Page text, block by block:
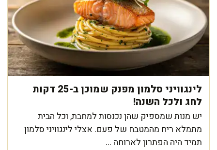
לינגוויני סלמון מפנק שמוכן ב-25 דקות
לחג ולכל השנה!
יש מנות שמספיק שהן נכנסות למחבת, וכל הבית
מתמלא ריח מהמטבח של פעם. אצלי לינגוויני סלמון
תמיד היה הפתרון לארוחה ...